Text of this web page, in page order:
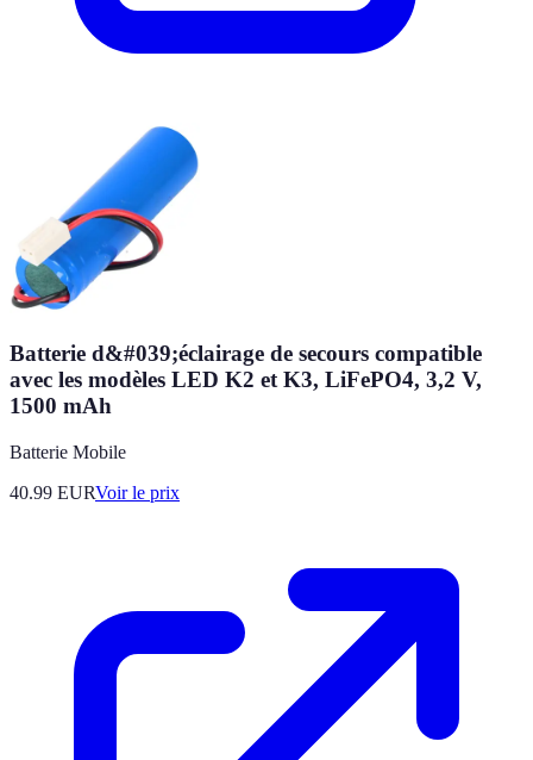
Batterie d&#039;éclairage de secours compatible
avec les modèles LED K2 et K3, LiFePO4, 3,2 V,
1500 mAh
Batterie Mobile
40.99 EURVoir le prix